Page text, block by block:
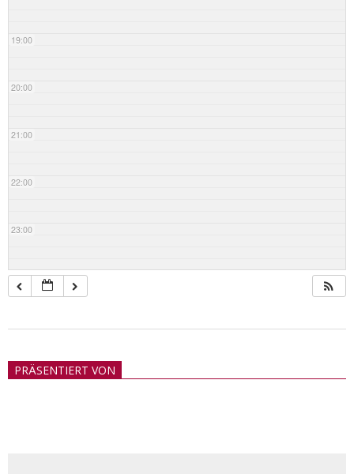
19:00
20:00
21:00
22:00
23:00
21PRÄSENTIERT VON